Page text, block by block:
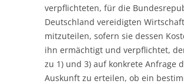
verpflichteten, für die
Deutschland vereidigten
mitzuteilen, sofern sie dessen
ihn ermächtigt und verpflichtet,
zu 1) und 3) auf konkrete Anfrage
Auskunft zu erteilen, ob ein